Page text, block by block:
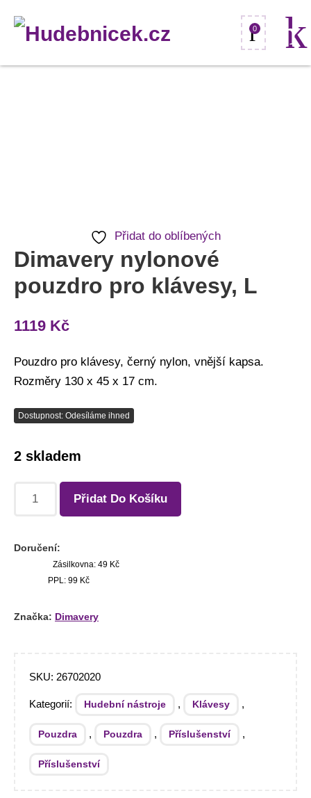
0
Přidat do oblíbených
Dimavery nylonové
pouzdro pro klávesy, L
1119 Kč
Pouzdro pro klávesy, černý nylon, vnější kapsa.
Rozměry 130 x 45 x 17 cm.
Dostupnost: Odesíláme ihned
2 skladem
Přidat Do Košíku
Doručení:
Zásilkovna: 49 Kč
PPL: 99 Kč
Značka: Dimavery
SKU: 26702020
Kategorií: Hudební nástroje , Klávesy ,
Pouzdra , Pouzdra , Příslušenství ,
Příslušenství